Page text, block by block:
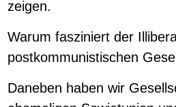
zeigen.
Warum fasziniert der
postkommunistischen
Daneben haben wir